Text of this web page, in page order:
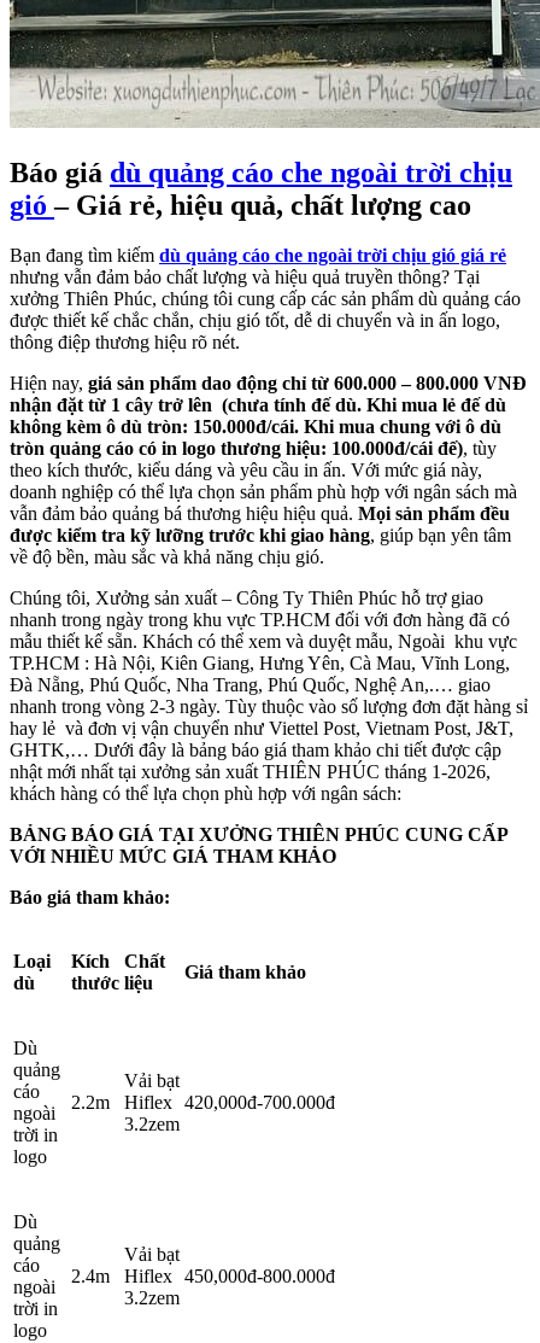
Báo giá dù quảng cáo che ngoài trời chịu
gió– Giá rẻ, hiệu quả, chất lượng cao
Bạn đang tìm kiếm dù quảng cáo che ngoài trời chịu gió giá rẻ
nhưng vẫn đảm bảo chất lượng và hiệu quả truyền thông? Tại
xưởng Thiên Phúc, chúng tôi cung cấp các sản phẩm dù quảng cáo
được thiết kế chắc chắn, chịu gió tốt, dễ di chuyển và in ấn logo,
thông điệp thương hiệu rõ nét.
Hiện nay, giá sản phẩm dao động chỉ từ 600.000 – 800.000 VNĐ
nhận đặt từ 1 cây trở lên (chưa tính đế dù. Khi mua lẻ đế dù
không kèm ô dù tròn: 150.000đ/cái. Khi mua chung với ô dù
tròn quảng cáo có in logo thương hiệu: 100.000đ/cái đế), tùy
theo kích thước, kiểu dáng và yêu cầu in ấn. Với mức giá này,
doanh nghiệp có thể lựa chọn sản phẩm phù hợp với ngân sách mà
vẫn đảm bảo quảng bá thương hiệu hiệu quả. Mọi sản phẩm đều
được kiểm tra kỹ lưỡng trước khi giao hàng, giúp bạn yên tâm
về độ bền, màu sắc và khả năng chịu gió.
Chúng tôi, Xưởng sản xuất – Công Ty Thiên Phúc hỗ trợ giao
nhanh trong ngày trong khu vực TP.HCM đối với đơn hàng đã có
mẫu thiết kế sẵn. Khách có thể xem và duyệt mẫu, Ngoài khu vực
TP.HCM : Hà Nội, Kiên Giang, Hưng Yên, Cà Mau, Vĩnh Long,
Đà Nẵng, Phú Quốc, Nha Trang, Phú Quốc, Nghệ An,.… giao
nhanh trong vòng 2-3 ngày. Tùy thuộc vào số lượng đơn đặt hàng sỉ
hay lẻ và đơn vị vận chuyển như Viettel Post, Vietnam Post, J&T,
GHTK,… Dưới đây là bảng báo giá tham khảo chi tiết được cập
nhật mới nhất tại xưởng sản xuất THIÊN PHÚC tháng 1-2026,
khách hàng có thể lựa chọn phù hợp với ngân sách:
BẢNG BÁO GIÁ TẠI XƯỞNG THIÊN PHÚC CUNG CẤP
VỚI NHIỀU MỨC GIÁ THAM KHẢO
Báo giá tham khảo:
Loại
dù
Kích
thước
Chất
liệu
Giá tham khảo
Dù
quảng
cáo
ngoài
trời in
logo
2.2m
Vải bạt
Hiflex
3.2zem
420,000đ-700.000đ
Dù
quảng
cáo
ngoài
trời in
logo
2.4m
Vải bạt
Hiflex
3.2zem
450,000đ-800.000đ